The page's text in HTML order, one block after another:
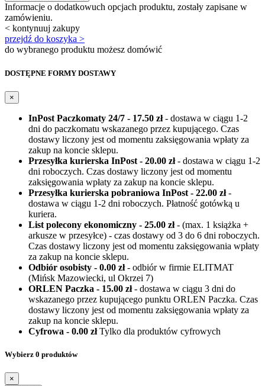
Informacje o dodatkowuch opcjach produktu, zostały zapisane w
zamówieniu.
< kontynuuj zakupy
przejdź do koszyka >
do wybranego produktu możesz domówić
DOSTĘPNE FORMY DOSTAWY
×
InPost Paczkomaty 24/7 - 17.50 zł- dostawa w ciągu 1-2
dni do paczkomatu wskazanego przez kupującego. Czas
dostawy liczony jest od momentu zaksięgowania wpłaty za
zakup na koncie sklepu.
Przesyłka kurierska InPost - 20.00 zł- dostawa w ciągu 1-2
dni roboczych. Czas dostawy liczony jest od momentu
zaksięgowania wpłaty za zakup na koncie sklepu.
Przesyłka kurierska pobraniowa InPost - 22.00 zł-
dostawa w ciągu 1-2 dni roboczych. Płatność gotówką u
kuriera.
List polecony ekonomiczny - 25.00 zł- (max. 1 książka +
arkusze w przesyłce) - czas dostawy od 3 do 6 dni roboczych.
Czas dostawy liczony jest od momentu zaksięgowania wpłaty
za zakup na koncie sklepu.
Odbiór osobisty - 0.00 zł- odbiór w firmie ELITMAT
(Mińsk Mazowiecki, ul Okrzei 7)
ORLEN Paczka - 15.00 zł- dostawa w ciągu 3 dni do
wskazanego przez kupującego punktu ORLEN Paczka. Czas
dostawy liczony jest od momentu zaksięgowania wpłaty za
zakup na koncie sklepu.
Cyfrowa - 0.00 złTylko dla produktów cyfrowych
Wybierz 0 produktów
×